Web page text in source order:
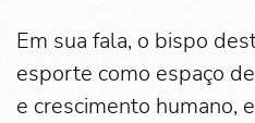
Em sua fala, o bispo
esporte como espaço
e crescimento humano,